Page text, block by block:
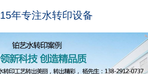
15年专注水转印设备